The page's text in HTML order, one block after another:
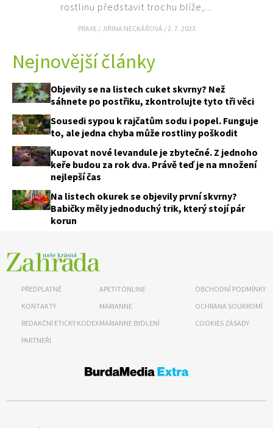
65 Kč
Objednat >
rostlinu představit trochu blíže,...
PRAXE / JIŘINA NECKÁŘOVÁ /2. 7. 2023
Nejnovější články
Objevily se na listech cuket skvrny? Než
sáhnete po postřiku, zkontrolujte tyto tři věci
Sousedi sypou k rajčatům sodu i popel. Funguje
to, ale jedna chyba může rostliny poškodit
Kupovat nové levandule je zbytečné. Z jednoho
keře budou za rok dva. Právě teď je na množení
nejlepší čas
Na listech okurek se objevily první skvrny?
Babičky měly jednoduchý trik, který stojí pár
korun
PŘEDPLATNÉ
KONTAKTY
REDAKČNÍ ETICKÝ KODEX
PARTNEŘI
APETITONLINE
MARIANNE
MARIANNE BYDLENÍ
OBCHODNÍ PODMÍNKY
OCHRANA SOUKROMÍ
COOKIES ZÁSADY